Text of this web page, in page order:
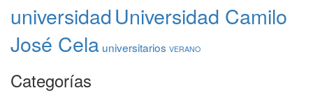
universidadUniversidad Camilo
José Cela universitarios VERANO
Categorías